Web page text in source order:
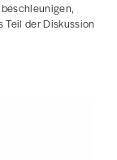
Teil der Diskussion